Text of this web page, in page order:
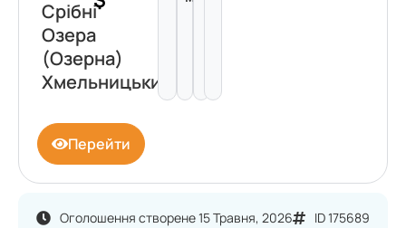
Оголошення створене 15 Травня, 2026 ID 175689
Срібні
Озера
(Озерна)
Хмельницький
Перейти